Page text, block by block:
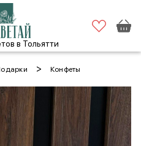
в Тольятти
> Конфеты